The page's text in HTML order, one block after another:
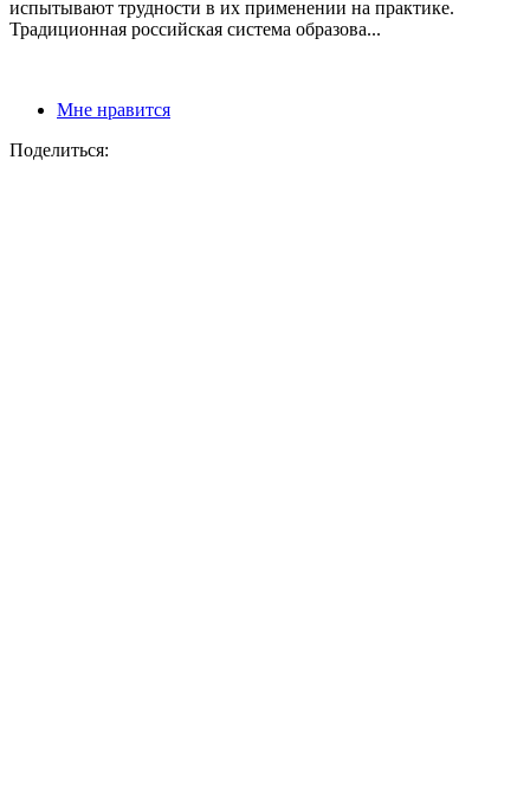
испытывают трудности в их применении на практике.
Традиционная российская система образова...
Мне нравится
Поделиться: